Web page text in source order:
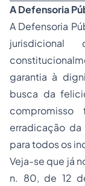
A Defensoria
A Defensoria
garantia à
busca da
erradicação
para todos os
Veja-se que já
n. 80, de 12